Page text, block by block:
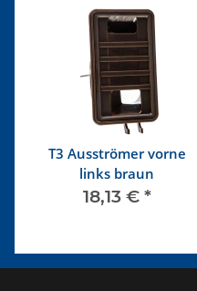
T3 Ausströmer vorne
links braun
18,13 € *